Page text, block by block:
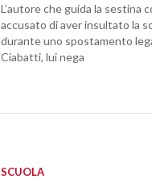
L’autore che guida la sestina
accusato di aver insultato la
durante uno spostamento
Ciabatti, lui nega
SCUOLA